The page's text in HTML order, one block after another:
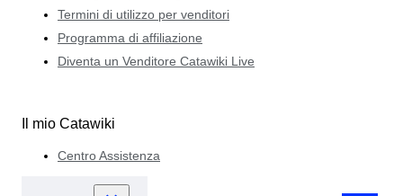
Termini di utilizzo per venditori
Programma di affiliazione
Diventa un Venditore Catawiki Live
Il mio Catawiki
Centro Assistenza